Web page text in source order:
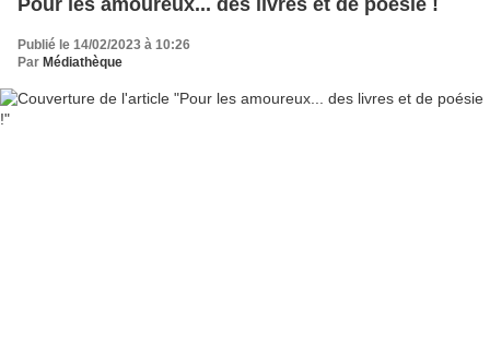
Publié le 14/02/2023 à 10:26
Par Médiathèque